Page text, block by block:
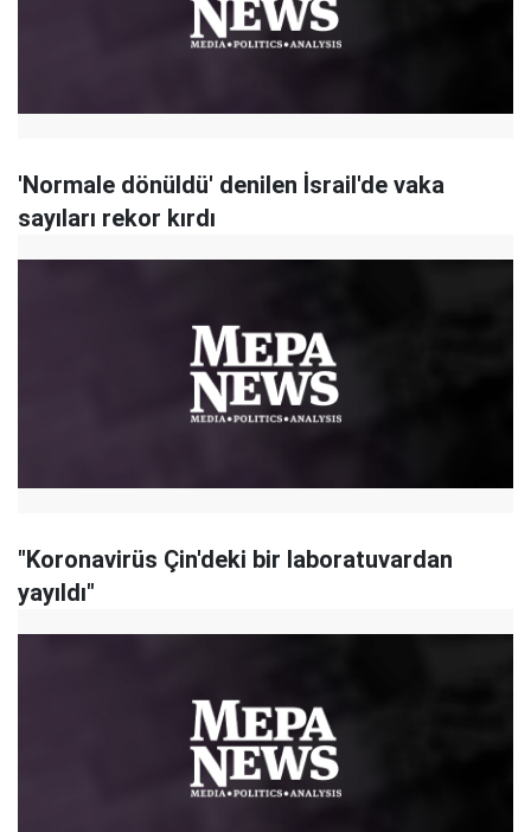
'Normale dönüldü' denilen İsrail'de vaka
sayıları rekor kırdı
"Koronavirüs Çin'deki bir laboratuvardan
yayıldı"